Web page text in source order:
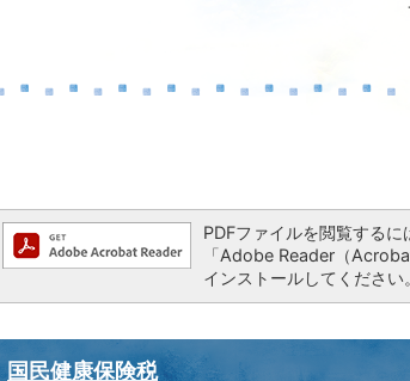
PDFファイルを閲覧する
「Adobe Reader（
インストールしてください。
国民健康保険税